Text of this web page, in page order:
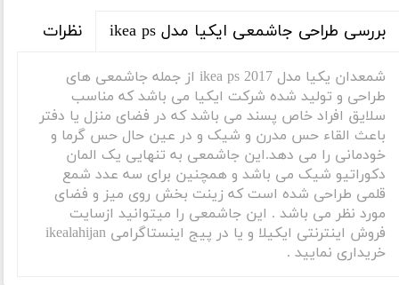
بررسی طراحی جاشمعی ایکیا مدل ikea ps نظرات
شمعدان یکیا مدل ikea ps 2017 از جمله جاشمعی های
طراحی و تولید شده شرکت ایکیا می باشد که مناسب
سلایق افراد خاص پسند می باشد که در فضای منزل یا دفتر
باعث القاء حس مدرن و شیک و در عین حال حس گرما و
خودمانی را می دهد.این جاشمعی به تنهایی یک المان
دکوراتیو شیک می باشد و همچنین برای سه عدد شمع
قلمی طراحی شده است که زینت بخش روی میز و فضای
مورد نظر می باشد . این جاشمعی را میتوانید ازسایت
فروش اینترنتی ایکیلا و یا در پیج اینستاگرامی ikealahijan
خریداری نمایید .